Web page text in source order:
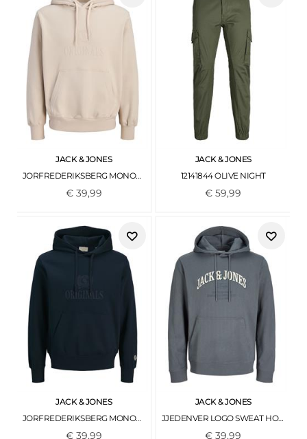
JACK & JONES
JORFREDERIKSBERG MONOGRAM SWEAT HOOD SN FEATHER GRAY
€ 39,99
JACK & JONES
12141844 OLIVE NIGHT
€59,99
JACK & JONES
JORFREDERIKSBERG MONOGRAM SWEAT HOOD SN SKY CAPTAIN
€ 39,99
JACK & JONES
JJEDENVER LOGO SWEAT HOOD SN TURBULENCE
€39,99